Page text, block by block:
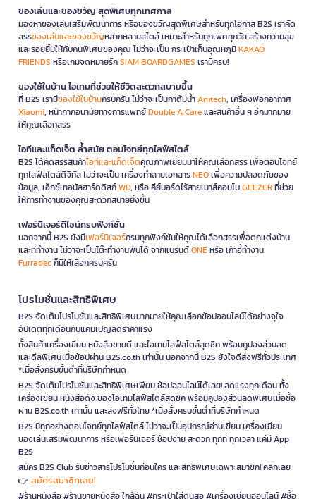
ของเล่นและของขวัญ สุดพิเศษทุกเทศกาล
มองหาของเล่นเสริมพัฒนาการ หรือของขวัญสุดพิเศษสำหรับทุกโอกาส B2S เราคัด
สรรของเล่นและของขวัญหลากหลายสไตล์ เหมาะสำหรับทุกเพศทุกวัย สร้างความสุข
และรอยยิ้มให้กับคนพิเศษของคุณ ไม่ว่าจะเป็น กระเป๋าเก็บอุณหภูมิKAKAO
FRIENDS หรือเกมจดหมายรักSIAM BOARDGAMES เรามีครบ!
ของใช้ในบ้าน ไอเทมที่ช่วยให้ชีวิตสะดวกสบายขึ้น
ที่ B2S เรามีของใช้ในบ้านครบครัน ไม่ว่าจะเป็นกาต้มน้ำAnitech, เครื่องฟอกอากาศ
Xiaomi, หน้ากากอนามัยทางการแพทย์Double A Careและสินค้าอื่น ๆ อีกมากมาย
ให้คุณเลือกสรร
ไอทีและแก็ดเจ็ต ล้ำสมัย ตอบโจทย์ทุกไลฟ์สไตล์
B2S ได้คัดสรรสินค้าไอทีและแก็ดเจ็ตคุณภาพเยี่ยมมาให้คุณเลือกสรร เพื่อตอบโจทย์
ทุกไลฟ์สไตล์ดิจิทัล ไม่ว่าจะเป็น เครื่องทำลายเอกสารNEOเพื่อความปลอดภัยของ
ข้อมูล, เอ็กซ์เทอนัลฮาร์ดดิสก์WD, หรือ คีย์บอร์ดไร้สายเมาส์คอมโบGEEZERที่ช่วย
ให้การทำงานของคุณสะดวกสบายยิ่งขึ้น
เฟอร์นิเจอร์ดีไซน์ครบฟังก์ชั่น
นอกจากนี้ B2S ยังมีเฟอร์นิเจอร์ครบทุกฟังก์ชันให้คุณได้เลือกสรรเพื่อตกแต่งบ้าน
และที่ทำงาน ไม่ว่าจะเป็นโต๊ะทำงานพับได้ จากแบรนด์ONEหรือ เก้าอี้ทำงาน
Furradecก็มีให้เลือกครบครัน
โปรโมชั่นและสิทธิพิเศษ
B2S จัดเต็มโปรโมชั่นและสิทธิพิเศษมากมายให้คุณเลือกช้อปออนไลน์ได้อย่างจุใจ
อัปเดตทุกเดือนกับแคมเปญลดราคาแรง
ทั้งสินค้าเครื่องเขียน หนังสือขายดี และไอเทมไลฟ์สไตล์สุดชิค พร้อมคูปองส่วนลด
และดีลพิเศษเมื่อช้อปผ่าน B2S.co.th เท่านั้น นอกจากนี้ B2S ยังใจดีส่งฟรีทั่วประเทศ
*เมื่อสั่งครบขั้นต่ำที่บริษัทกำหนด
B2S จัดเต็มโปรโมชั่นและสิทธิพิเศษเพียบ ช้อปออนไลน์ได้เลย! ลดแรงทุกเดือน ทั้ง
เครื่องเขียน หนังสือดัง ของไอเทมไลฟ์สไตล์สุดชิค พร้อมคูปองส่วนลดพิเศษเมื่อซื้อ
ผ่าน B2S.co.th เท่านั้น และส่งฟรีทั่วไทย *เมื่อสั่งครบขั้นต่ำที่บริษัทกำหนด
B2S มีทุกอย่างตอบโจทย์ทุกไลฟ์สไตล์ ไม่ว่าจะเป็นอุปกรณ์อ่านเขียน เครื่องเขียน
ของเล่นเสริมพัฒนาการ หรือเฟอร์นิเจอร์ ช้อปง่าย สะดวก ทุกที่ ทุกเวลา แค่มี App
B2S
สมัคร B2S Club รับข่าวสารโปรโมชั่นก่อนใคร และสิทธิพิเศษเฉพาะสมาชิก! คลิกเลย
👉 สมัครสมาชิกเลย!
#ร้านหนังสือ #ร้านขายหนังสือ ใกล้ฉัน #กระเป๋าใส่ดินสอ #เครื่องเขียนออนไลน์ #ซื้อ